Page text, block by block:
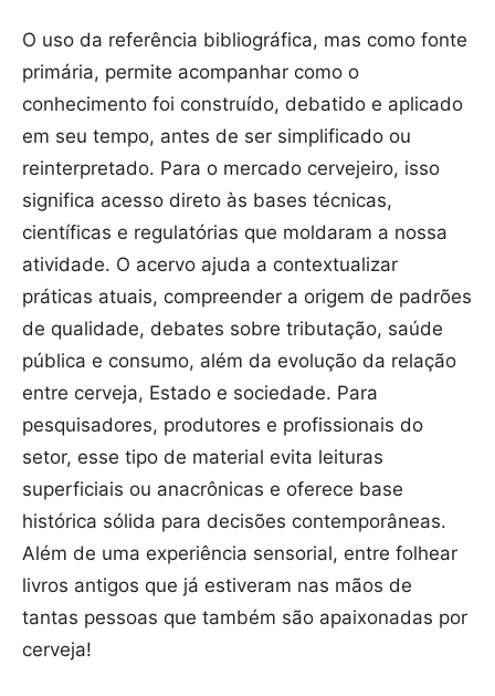
O uso da referência bibliográfica, mas como fonte
primária, permite acompanhar como o
conhecimento foi construído, debatido e aplicado
em seu tempo, antes de ser simplificado ou
reinterpretado. Para o mercado cervejeiro, isso
significa acesso direto às bases técnicas,
científicas e regulatórias que moldaram a nossa
atividade. O acervo ajuda a contextualizar
práticas atuais, compreender a origem de padrões
de qualidade, debates sobre tributação, saúde
pública e consumo, além da evolução da relação
entre cerveja, Estado e sociedade. Para
pesquisadores, produtores e profissionais do
setor, esse tipo de material evita leituras
superficiais ou anacrônicas e oferece base
histórica sólida para decisões contemporâneas.
Além de uma experiência sensorial, entre folhear
livros antigos que já estiveram nas mãos de
tantas pessoas que também são apaixonadas por
cerveja!